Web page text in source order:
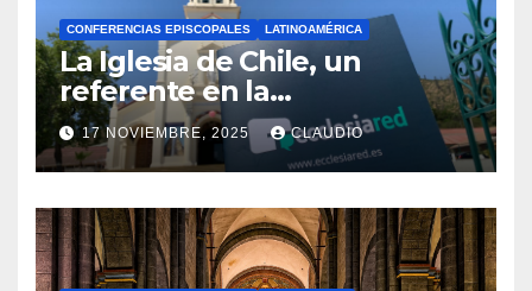
CONFERENCIAS EPISCOPALES LATINOAMÉRICA
La Iglesia de Chile, un
referente en la
transformación digital
gracias a Ecclesiared
17 NOVIEMBRE, 2025 CLAUDIO
N
O
H
A